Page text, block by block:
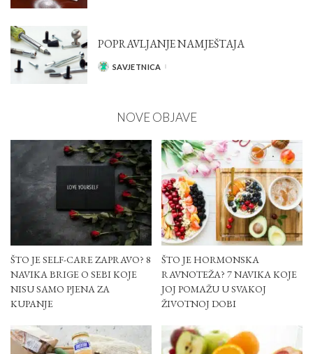
POPRAVLJANJE NAMJEŠTAJA
POSTED
SAVJETNICA
NOVE OBJAVE
ŠTO JE SELF-CARE ZAPRAVO? 8
NAVIKA BRIGE O SEBI KOJE
NISU SAMO PJENA ZA
KUPANJE
ŠTO JE HORMONSKA
RAVNOTEŽA? 7 NAVIKA KOJE
JOJ POMAŽU U SVAKOJ
ŽIVOTNOJ DOBI